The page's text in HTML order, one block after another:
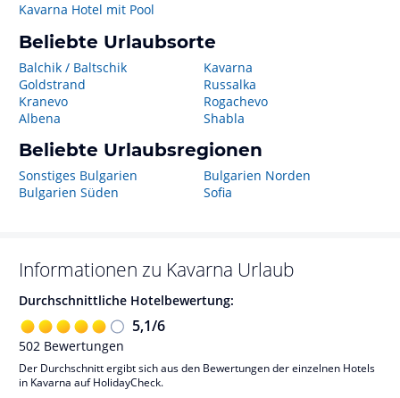
Kavarna Hotel mit Pool
Beliebte Urlaubsorte
Balchik / Baltschik
Goldstrand
Kranevo
Albena
Kavarna
Russalka
Rogachevo
Shabla
Beliebte Urlaubsregionen
Sonstiges Bulgarien
Bulgarien Süden
Bulgarien Norden
Sofia
Informationen zu Kavarna Urlaub
Durchschnittliche Hotelbewertung:
5,1/6
502 Bewertungen
Der Durchschnitt ergibt sich aus den Bewertungen der einzelnen Hotels
in Kavarna auf HolidayCheck.